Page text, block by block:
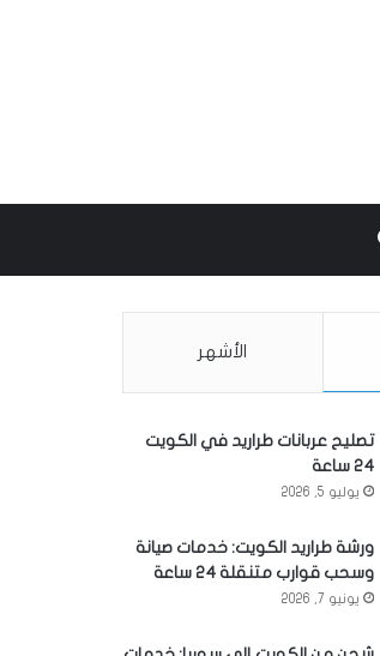
بحث عن
الأشهر
تصليح عربانات طراريد في الكويت
24 ساعة
يوليو 5, 2026
ورشة طراريد الكويت: خدمات صيانة
وسحب قوارب متنقلة 24 ساعة
يونيو 7, 2026